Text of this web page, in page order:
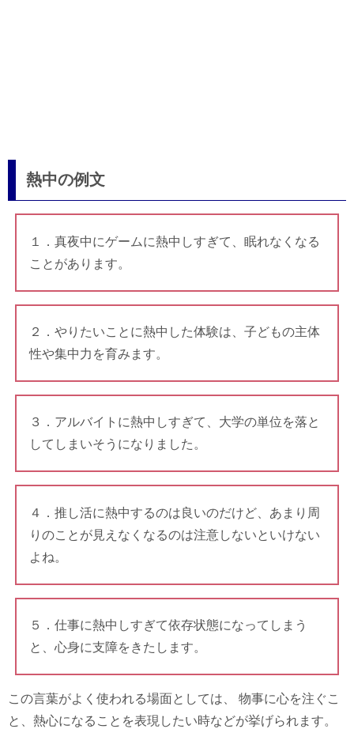
熱中の例文
１．真夜中にゲームに熱中しすぎて、眠れなくなる
ことがあります。
２．やりたいことに熱中した体験は、子どもの主体
性や集中力を育みます。
３．アルバイトに熱中しすぎて、大学の単位を落と
してしまいそうになりました。
４．推し活に熱中するのは良いのだけど、あまり周
りのことが見えなくなるのは注意しないといけない
よね。
５．仕事に熱中しすぎて依存状態になってしまう
と、心身に支障をきたします。
この言葉がよく使われる場面としては、 物事に心を注ぐこ
と、熱心になることを表現したい時などが挙げられます。